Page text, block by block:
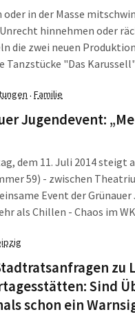
oder in der Masse
hinnehmen oder
die zwei neuen
Tanzstücke "Das
zu sehen.
· Familie
Jugendevent:
dem 11. Juli 2014 steigt
59) - zwischen
Event der
als Chillen - Chaos im
zu
Sind
schon ein